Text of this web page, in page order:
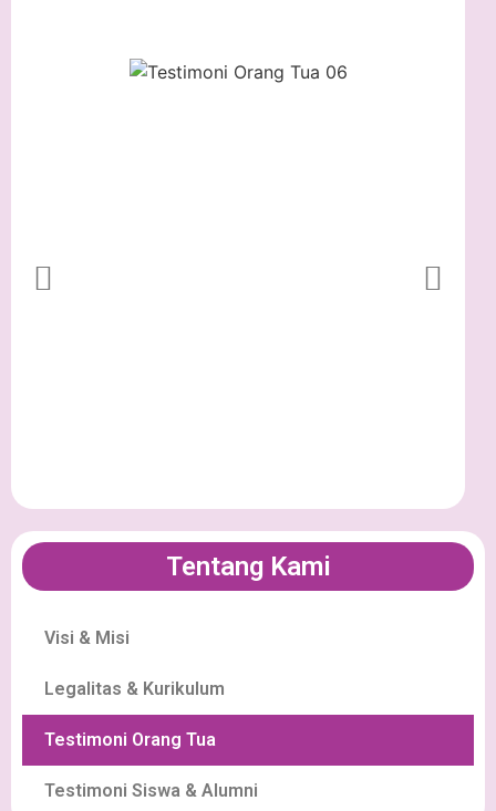
Tentang Kami
Visi & Misi
Legalitas & Kurikulum
Testimoni Orang Tua
Testimoni Siswa & Alumni